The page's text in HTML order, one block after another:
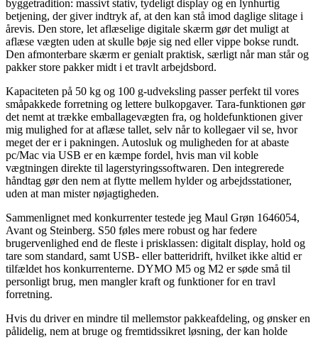
byggetradition: massivt stativ, tydeligt display og en lynhurtig
betjening, der giver indtryk af, at den kan stå imod daglige slitage i
årevis. Den store, let aflæselige digitale skærm gør det muligt at
aflæse vægten uden at skulle bøje sig ned eller vippe bokse rundt.
Den afmonterbare skærm er genialt praktisk, særligt når man står og
pakker store pakker midt i et travlt arbejdsbord.
Kapaciteten på 50 kg og 100 g-udveksling passer perfekt til vores
småpakkede forretning og lettere bulkopgaver. Tara-funktionen gør
det nemt at trække emballagevægten fra, og holdefunktionen giver
mig mulighed for at aflæse tallet, selv når to kollegaer vil se, hvor
meget der er i pakningen. Autosluk og muligheden for at abaste
pc/Mac via USB er en kæmpe fordel, hvis man vil koble
vægtningen direkte til lagerstyringssoftwaren. Den integrerede
håndtag gør den nem at flytte mellem hylder og arbejdsstationer,
uden at man mister nøjagtigheden.
Sammenlignet med konkurrenter testede jeg Maul Grøn 1646054,
Avant og Steinberg. S50 føles mere robust og har federe
brugervenlighed end de fleste i prisklassen: digitalt display, hold og
tare som standard, samt USB- eller batteridrift, hvilket ikke altid er
tilfældet hos konkurrenterne. DYMO M5 og M2 er søde små til
personligt brug, men mangler kraft og funktioner for en travl
forretning.
Hvis du driver en mindre til mellemstor pakkeafdeling, og ønsker en
pålidelig, nem at bruge og fremtidssikret løsning, der kan holde